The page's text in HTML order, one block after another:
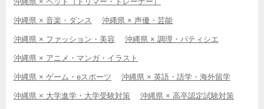
沖縄県 × 音楽・ダンス 沖縄県 × 声優・芸能
沖縄県 × ファッション・美容 沖縄県 × 調理・パティシエ
沖縄県 × アニメ・マンガ・イラスト
沖縄県 × ゲーム・eスポーツ 沖縄県 × 英語・語学・海外留学
沖縄県 × 大学進学・大学受験対策 沖縄県 × 高卒認定試験対策